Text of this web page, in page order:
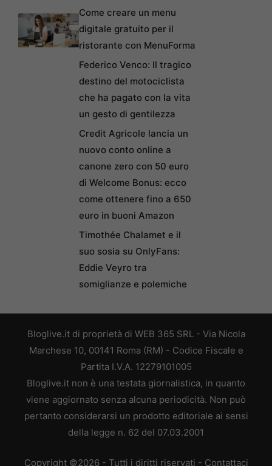
Come creare un menu
digitale gratuito per il
ristorante con MenuForma
Federico Venco: Il tragico
destino del motociclista
che ha pagato con la vita
un gesto di gentilezza
Credit Agricole lancia un
nuovo conto online a
canone zero con 50 euro
di Welcome Bonus: ecco
come ottenere fino a 650
euro in buoni Amazon
Timothée Chalamet e il
suo sosia su OnlyFans:
Eddie Veyro tra
somiglianze e polemiche
Bloglive.it di proprietà di WEB 365 SRL - Via Nicola
Marchese 10, 00141 Roma (RM) - Codice Fiscale e
Partita I.V.A. 12279101005
Bloglive.it non è una testata giornalistica, in quanto
viene aggiornato senza alcuna periodicità. Non può
pertanto considerarsi un prodotto editoriale ai sensi
della legge n. 62 del 07.03.2001
Copyright ©2026 - Tutti i diritti riservati - Contattaci